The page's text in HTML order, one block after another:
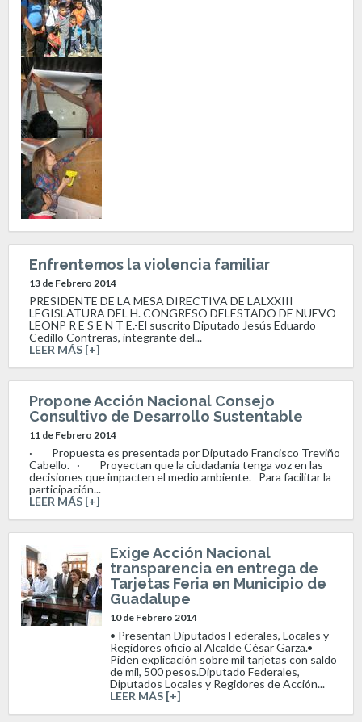
Enfrentemos la violencia familiar
13 de Febrero 2014
PRESIDENTE DE LA MESA DIRECTIVA DE LALXXIII
LEGISLATURA DEL H. CONGRESO DELESTADO DE NUEVO
LEONP R E S E N T E.-El suscrito Diputado Jesús Eduardo
Cedillo Contreras, integrante del...
LEER MÁS [+]
Propone Acción Nacional Consejo
Consultivo de Desarrollo Sustentable
11 de Febrero 2014
· Propuesta es presentada por Diputado Francisco Treviño
Cabello. · Proyectan que la ciudadanía tenga voz en las
decisiones que impacten el medio ambiente. Para facilitar la
participación...
LEER MÁS [+]
Exige Acción Nacional
transparencia en entrega de
Tarjetas Feria en Municipio de
Guadalupe
10 de Febrero 2014
• Presentan Diputados Federales, Locales y
Regidores oficio al Alcalde César Garza.•
Piden explicación sobre mil tarjetas con saldo
de mil, 500 pesos.Diputado Federales,
Diputados Locales y Regidores de Acción...
LEER MÁS [+]